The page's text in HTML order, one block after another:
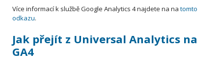
Více informací k službě Google Analytics 4 najdete na na tomto
odkazu.
Jak přejít z Universal Analytics na
GA4